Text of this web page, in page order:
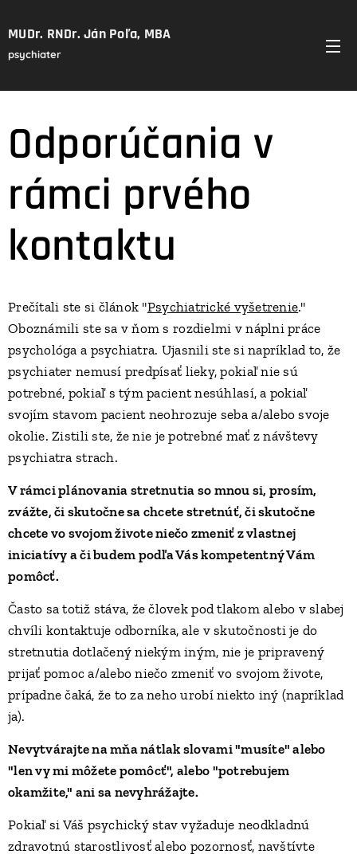
MUDr. RNDr. Ján Poľa, MBA
psychiater
Odporúčania v
rámci prvého
kontaktu
Prečítali ste si článok "Psychiatrické vyšetrenie."
Oboznámili ste sa v ňom s rozdielmi v náplni práce
psychológa a psychiatra. Ujasnili ste si napríklad to, že
psychiater nemusí predpísať lieky, pokiaľ nie sú
potrebné, pokiaľ s tým pacient nesúhlasí, a pokiaľ
svojím stavom pacient neohrozuje seba a/alebo svoje
okolie.Zistili ste, že nie je potrebné mať z návštevy
psychiatra strach.
V rámci plánovania stretnutia so mnou si, prosím,
zvážte, či skutočne sa chcete stretnúť, či skutočne
chcete vo svojom živote niečo zmeniť z vlastnej
iniciatívy a či budem podľa Vás kompetentný Vám
pomôcť.
Často sa totiž stáva, že človek pod tlakom alebo v slabej
chvíli kontaktuje odborníka, ale v skutočnosti je do
stretnutia dotlačený niekým iným, nie je pripravený
prijať pomoc a/alebo niečo zmeniť vo svojom živote,
prípadne čaká, že to za neho urobí niekto iný (napríklad
ja).
Nevytvárajte na mňa nátlak slovami "musíte" alebo
"len vy mi môžete pomôcť", alebo "potrebujem
okamžite," ani sa nevyhrážajte.
Pokiaľ si Váš psychický stav vyžaduje neodkladnú
zdravotnú starostlivosť alebo pozornosť, navštívte